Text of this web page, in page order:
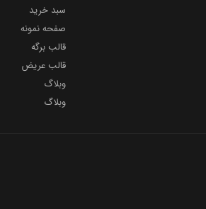
سبد خرید
صفحه نمونه
قالب برگه
قالب عریض
وبلاگ
وبلاگ